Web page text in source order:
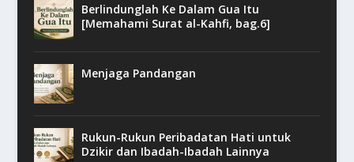
Berlindunglah Ke Dalam Gua Itu
[Memahami Surat al-Kahfi, bag.6]
Menjaga Pandangan
Rukun-Rukun Peribadatan Hati untuk
Dzikir dan Ibadah-Ibadah Lainnya